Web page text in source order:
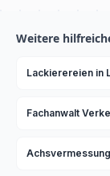
Weitere
Lackierereien in
Fachanwalt